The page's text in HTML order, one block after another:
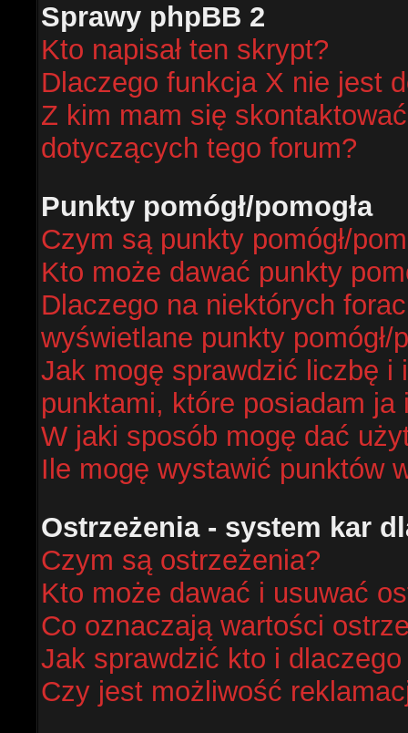
Sprawy phpBB 2
Kto napisał ten skrypt?
Dlaczego funkcja X nie jest
Z kim mam się
dotyczących tego forum?
Punkty pomógł/pomogła
Czym są punkty pomógł/
Kto może dawać punkty
Dlaczego na niektórych
wyświetlane punkty pomógł/
Jak mogę sprawdzić liczbę i
punktami, które posiadam
W jaki sposób mogę dać
Ile mogę wystawić punktów
Ostrzeżenia - system kar
Czym są ostrzeżenia?
Kto może dawać i usuwać
Co oznaczają wartości
Jak sprawdzić kto i dlaczego
Czy jest możliwość